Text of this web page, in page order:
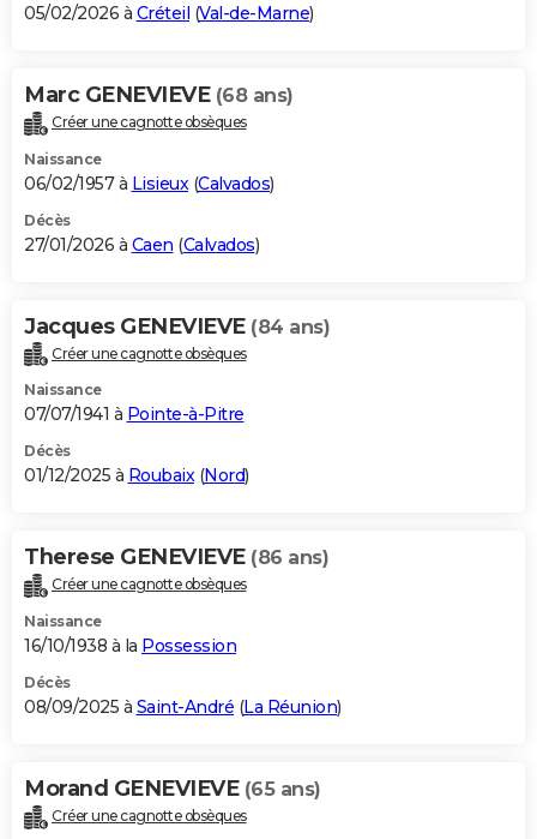
05/02/2026 à Créteil (Val-de-Marne)
Marc GENEVIEVE (68 ans)
Créer une cagnotte obsèques
Naissance
06/02/1957 à Lisieux (Calvados)
Décès
27/01/2026 à Caen (Calvados)
Jacques GENEVIEVE (84 ans)
Créer une cagnotte obsèques
Naissance
07/07/1941 à Pointe-à-Pitre
Décès
01/12/2025 à Roubaix(Nord)
Therese GENEVIEVE (86 ans)
Créer une cagnotte obsèques
Naissance
16/10/1938 à la Possession
Décès
08/09/2025 à Saint-André (La Réunion)
Morand GENEVIEVE (65 ans)
Créer une cagnotte obsèques